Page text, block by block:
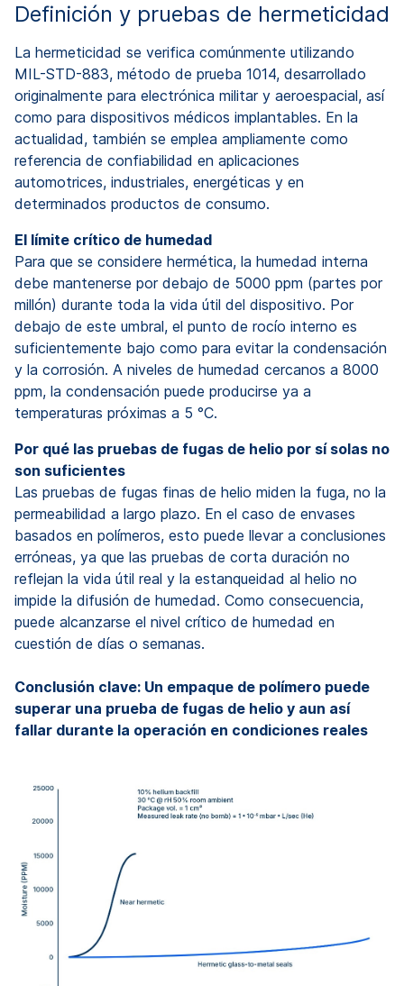
Definición y pruebas de hermeticidad
La hermeticidad se verifica comúnmente utilizando
MIL-STD-883, método de prueba 1014, desarrollado
originalmente para electrónica militar y aeroespacial, así
como para dispositivos médicos implantables. En la
actualidad, también se emplea ampliamente como
referencia de confiabilidad en aplicaciones
automotrices, industriales, energéticas y en
determinados productos de consumo.
El límite crítico de humedad
Para que se considere hermética, la humedad interna
debe mantenerse por debajo de 5000 ppm (partes por
millón) durante toda la vida útil del dispositivo. Por
debajo de este umbral, el punto de rocío interno es
suficientemente bajo como para evitar la condensación
y la corrosión. A niveles de humedad cercanos a 8000
ppm, la condensación puede producirse ya a
temperaturas próximas a 5 °C.
Por qué las pruebas de fugas de helio por sí solas no
son suficientes
Las pruebas de fugas finas de helio miden la fuga, no la
permeabilidad a largo plazo. En el caso de envases
basados en polímeros, esto puede llevar a conclusiones
erróneas, ya que las pruebas de corta duración no
reflejan la vida útil real y la estanqueidad al helio no
impide la difusión de humedad. Como consecuencia,
puede alcanzarse el nivel crítico de humedad en
cuestión de días o semanas.
Conclusión clave: Un empaque de polímero puede
superar una prueba de fugas de helio y aun así
fallar durante la operación en condiciones reales